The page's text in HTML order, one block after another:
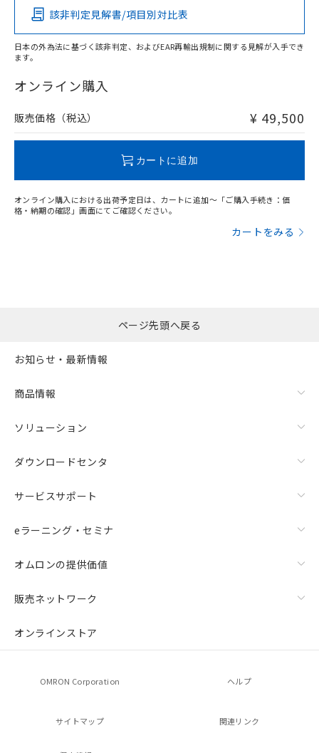
O
在庫等で未対応品が混在する可能性があります。
問い合わせください。
該非判定見解書/項目別対比表
日本の外為法に基づく該非判定、およびEAR再輸出規制に関する見解が入手でき
ます。
オンライン購入
販売価格（税込） ¥ 49,500
カートに追加
オンライン購入における出荷予定日は、カートに追加～「ご購入手続き：価
格・納期の確認」画面にてご確認ください。
カートをみる
ページ先頭へ戻る
お知らせ・最新情報
商品情報
ソリューション
ダウンロードセンタ
サービスサポート
eラーニング・セミナ
オムロンの提供価値
販売ネットワーク
オンラインストア
OMRON Corporation ヘルプ
サイトマップ 関連リンク